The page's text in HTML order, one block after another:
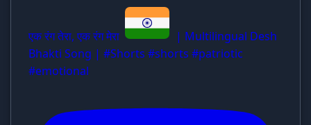
एक रंग तेरा, एक रंग मेरा
| Multilingual Desh
Bhakti Song | #Shorts #shorts #patriotic
#emotional